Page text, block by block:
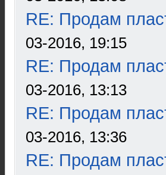
RE: Продам
03-2016, 19:15
RE: Продам
03-2016, 13:13
RE: Продам
03-2016, 13:36
RE: Продам